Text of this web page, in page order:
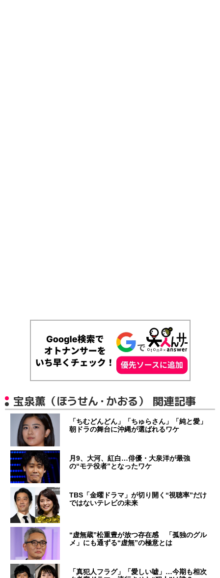
宝泉薫（ほうせん・かおる） 関連記事
「ちむどんどん」「ちゅらさん」「純と愛」
朝ドラの舞台に沖縄が選ばれるワケ
月9、大河、紅白…俳優・大泉洋が最強
の“モテ役者”となったワケ
TBS「金曜ドラマ」が切り開く“視聴率”だけ
ではないテレビの未来
“虚無蔵”松重豊が放つ存在感 「孤独のグル
メ」にも通ずる“虚無”の極意とは
「真犯人フラグ」「愛しい嘘」…今期も相次